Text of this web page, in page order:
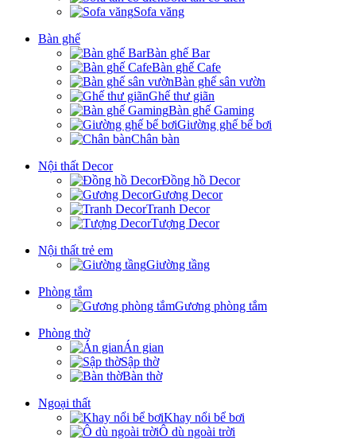
Sofa văng
Bàn ghế
Bàn ghế Bar
Bàn ghế Cafe
Bàn ghế sân vườn
Ghế thư giãn
Bàn ghế Gaming
Giường ghế bể bơi
Chân bàn
Nội thất Decor
Đồng hồ Decor
Gương Decor
Tranh Decor
Tượng Decor
Nội thất trẻ em
Giường tầng
Phòng tắm
Gương phòng tắm
Phòng thờ
Án gian
Sập thờ
Bàn thờ
Ngoại thất
Khay nổi bể bơi
Ô dù ngoài trời